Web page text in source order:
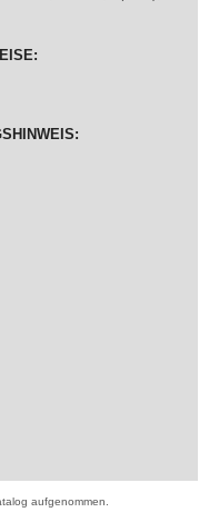
aufgenommen.